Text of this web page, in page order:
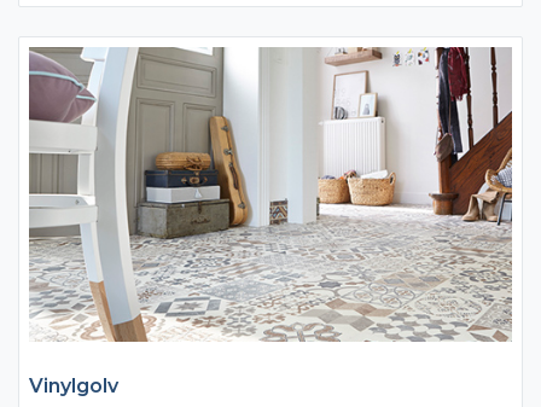
Vinylgolv